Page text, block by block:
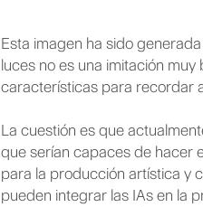
Esta imagen ha sido
luces no es una imitación
características para recordar
La cuestión es que
que serían capaces de hacer
para la producción artística y
pueden integrar las IAs en la